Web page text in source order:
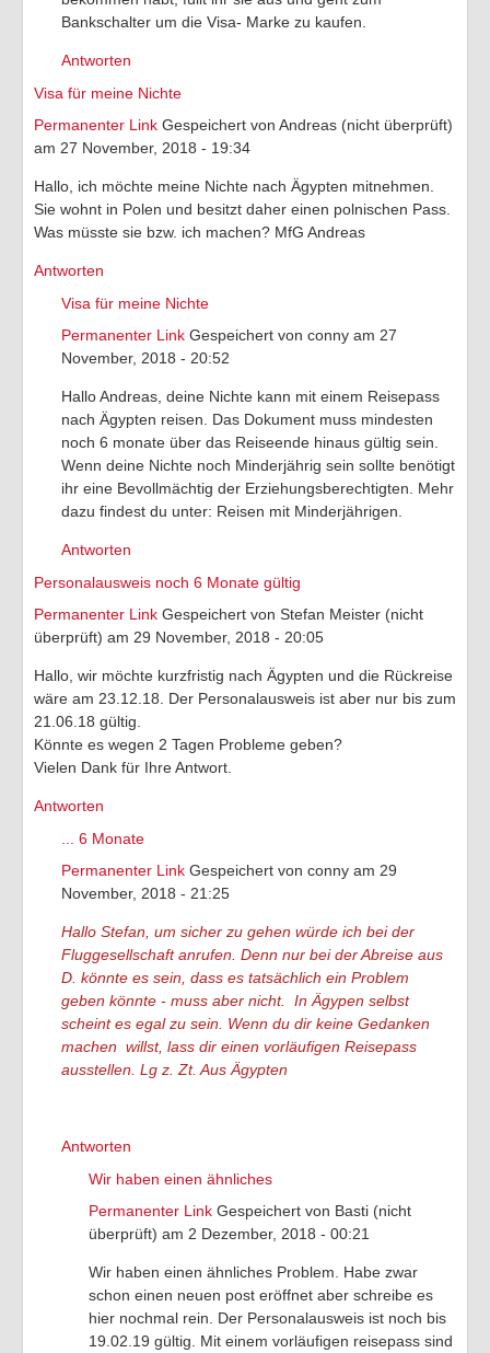
Bankschalter um die Visa- Marke zu kaufen.
Antworten
Visa für meine Nichte
Permanenter Link Gespeichert von Andreas (nicht überprüft)
am 27 November, 2018 - 19:34
Hallo, ich möchte meine Nichte nach Ägypten mitnehmen.
Sie wohnt in Polen und besitzt daher einen polnischen Pass.
Was müsste sie bzw. ich machen? MfG Andreas
Antworten
Visa für meine Nichte
Permanenter Link Gespeichert von conny am 27
November, 2018 - 20:52
Hallo Andreas, deine Nichte kann mit einem Reisepass
nach Ägypten reisen. Das Dokument muss mindesten
noch 6 monate über das Reiseende hinaus gültig sein.
Wenn deine Nichte noch Minderjährig sein sollte benötigt
ihr eine Bevollmächtig der Erziehungsberechtigten. Mehr
dazu findest du unter: Reisen mit Minderjährigen.
Antworten
Personalausweis noch 6 Monate gültig
Permanenter Link Gespeichert von Stefan Meister (nicht
überprüft) am 29 November, 2018 - 20:05
Hallo, wir möchte kurzfristig nach Ägypten und die Rückreise
wäre am 23.12.18. Der Personalausweis ist aber nur bis zum
21.06.18 gültig.
Könnte es wegen 2 Tagen Probleme geben?
Vielen Dank für Ihre Antwort.
Antworten
... 6 Monate
Permanenter Link Gespeichert von conny am 29
November, 2018 - 21:25
Hallo Stefan, um sicher zu gehen würde ich bei der
Fluggesellschaft anrufen. Denn nur bei der Abreise aus
D. könnte es sein, dass es tatsächlich ein Problem
geben könnte - muss aber nicht. In Ägypen selbst
scheint es egal zu sein. Wenn du dir keine Gedanken
machen willst, lass dir einen vorläufigen Reisepass
ausstellen. Lg z. Zt. Aus Ägypten
Antworten
Wir haben einen ähnliches
Permanenter Link Gespeichert von Basti (nicht
überprüft) am 2 Dezember, 2018 - 00:21
Wir haben einen ähnliches Problem. Habe zwar
schon einen neuen post eröffnet aber schreibe es
hier nochmal rein. Der Personalausweis ist noch bis
19.02.19 gültig. Mit einem vorläufigen reisepass sind